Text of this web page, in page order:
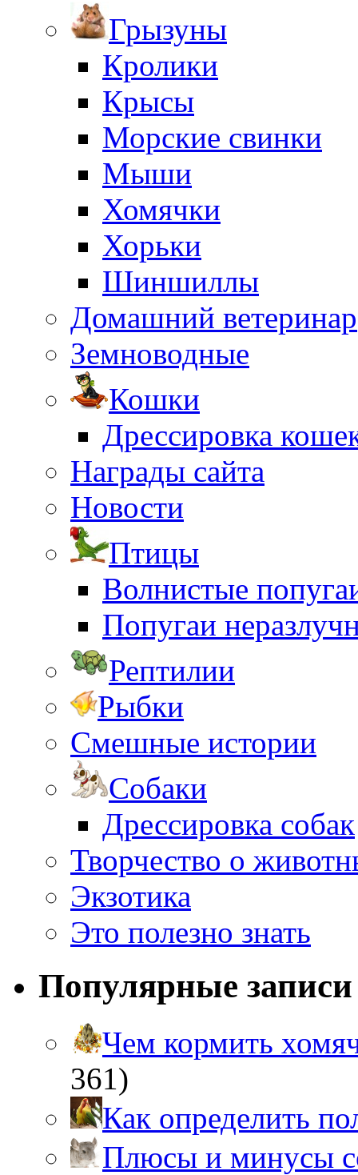
Грызуны
Кролики
Крысы
Морские свинки
Мыши
Хомячки
Хорьки
Шиншиллы
Домашний ветеринар
Земноводные
Кошки
Дрессировка
Награды сайта
Новости
Птицы
Волнистые
Попугаи
Рептилии
Рыбки
Смешные истории
Собаки
Дрессировка собак
Творчество о
Экзотика
Это полезно знать
Популярные записи
Чем кормить
361)
Как определить
Плюсы и минусы